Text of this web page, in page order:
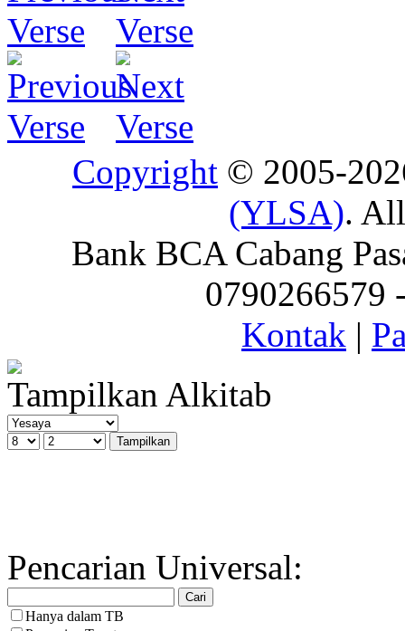
Copyright © 2005-
(YLSA).
Bank BCA Cabang
0790266579
Kontak |
Tampilkan Alkitab
Pencarian Universal:
Hanya dalam TB